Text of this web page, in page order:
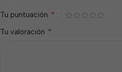
Tu puntuación *
Tu valoración *